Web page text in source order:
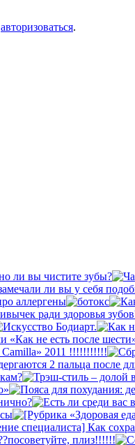
авторизоваться.